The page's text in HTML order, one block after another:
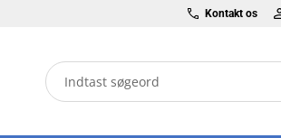
Kontakt os